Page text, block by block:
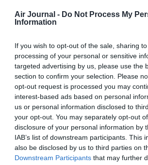
Air Journal - Do Not Process My
Information
If you wish to opt-out of the sale, sharing
processing of your personal or sensitive
targeted advertising by us, please use the
section to confirm your selection. Please
opt-out request is processed you may
interest-based ads based on personal
us or personal information disclosed to
your opt-out. You may separately opt-out
disclosure of your personal information by
IAB’s list of downstream participants. This
also be disclosed by us to third parties on
Downstream Participants that may further
Vous avez apprécié
Soutenez-nous, faites un
NOUS SOUTENIR